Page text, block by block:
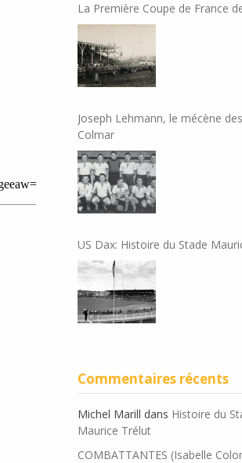
La Première Coupe de France
Joseph Lehmann, le mécène
Colmar
US Dax: Histoire du Stade
Commentaires récents
Michel Marill dans Histoire du
Maurice Trélut
COMBATTANTES (Isabelle